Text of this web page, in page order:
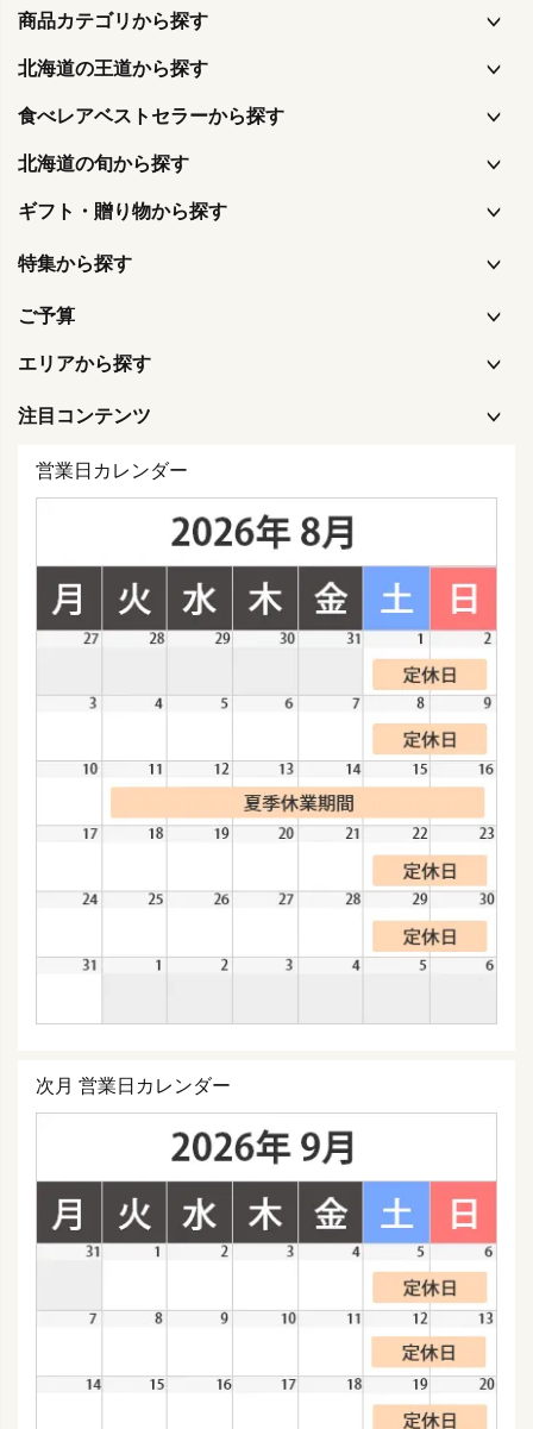
商品カテゴリから探す
北海道の王道から探す
食べレアベストセラーから探す
北海道の旬から探す
ギフト・贈り物から探す
特集から探す
ご予算
エリアから探す
注目コンテンツ
営業日カレンダー
次月 営業日カレンダー